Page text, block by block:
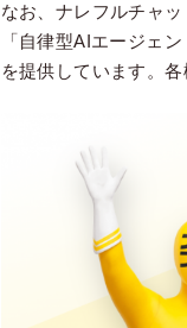
なお、ナレフルチャ
「自律型AIエージェ
を提供しています。